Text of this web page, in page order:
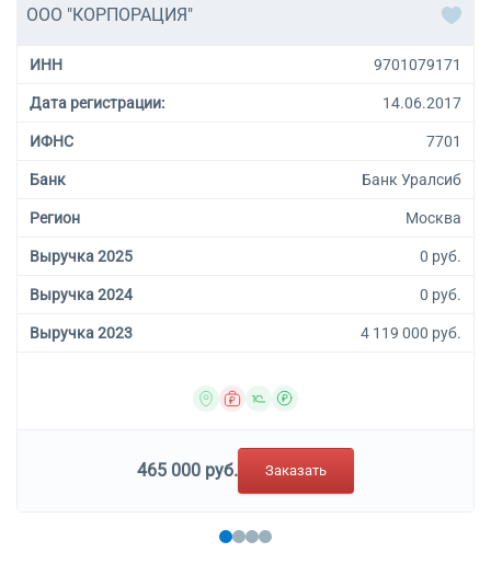
ООО "КОРПОРАЦИЯ"
ИНН 9701079171
Дата регистрации: 14.06.2017
ИФНС 7701
Банк Банк Уралсиб
Регион Москва
Выручка 2025 0 руб.
Выручка 2024 0 руб.
Выручка 2023 4 119 000 руб.
465 000 руб. Заказать